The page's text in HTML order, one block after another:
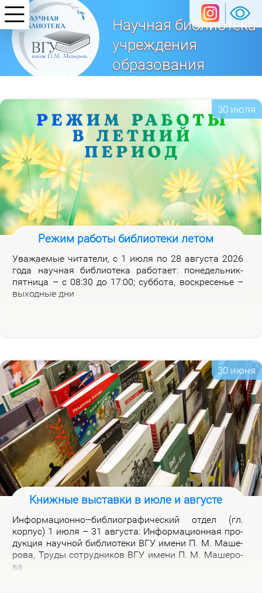
Научная библиотека
учреждения
образования
государственный университет
имени П. М. Машерова»
30 июля
Режим работы библиотеки летом
Ува­жа­е­мые чи­та­те­ли, с 1 июля по 28 ав­гу­ста 2026
го­да на­уч­ная биб­лио­те­ка ра­бо­та­ет: по­не­дель­ник-
пят­ни­ца – с 08:30 до 17:00; суб­бо­та, вос­кре­се­нье –
вы­ход­ные дни
30 июня
Книжные выставки в июле и августе
Ин­фор­ма­ци­он­но–биб­лио­гра­фи­че­ский от­дел (гл.
кор­пус) 1 июля – 31 ав­гу­ста: Ин­фор­ма­ци­он­ная про­
дук­ция на­уч­ной биб­лио­те­ки ВГУ име­ни П. М. Ма­ше­
ро­ва, Тру­ды со­труд­ни­ков ВГУ име­ни П. М. Ма­ше­ро­
ва